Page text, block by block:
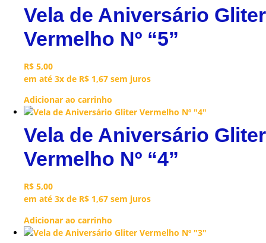
Vela de Aniversário Gliter
Vermelho Nº “5”
R$ 5,00
em até 3x de R$ 1,67 sem juros
Adicionar ao carrinho
Vela de Aniversário Gliter
Vermelho Nº “4”
R$ 5,00
em até 3x de R$ 1,67 sem juros
Adicionar ao carrinho